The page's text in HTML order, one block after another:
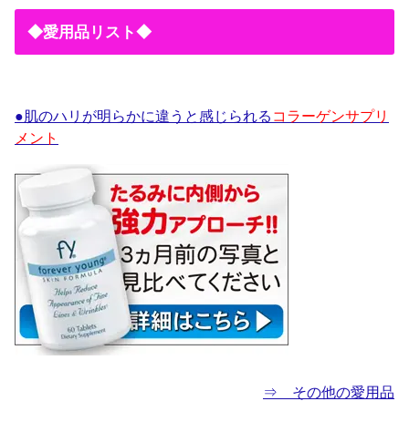
◆愛用品リスト◆
●肌のハリが明らかに違うと感じられる コラーゲンサプリ
メント
⇒ その他の愛用品